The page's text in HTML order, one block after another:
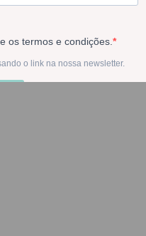
En la compra de este